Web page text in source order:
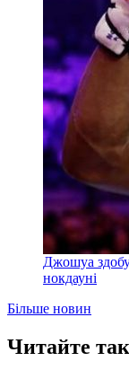
Джошуа
нокдауні
Більше новин
Читайте